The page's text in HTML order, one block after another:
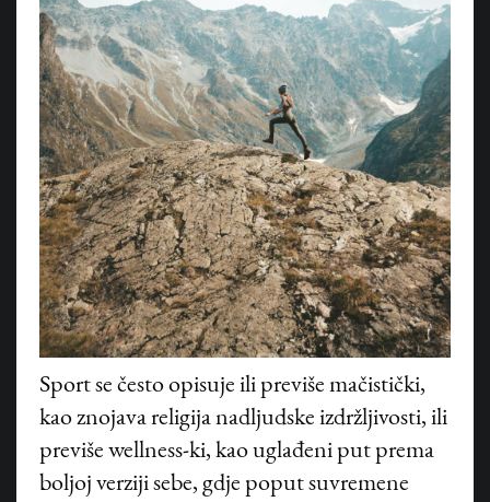
Sport se često opisuje ili previše mačistički,
kao znojava religija nadljudske izdržljivosti, ili
previše wellness-ki, kao uglađeni put prema
boljoj verziji sebe, gdje poput suvremene